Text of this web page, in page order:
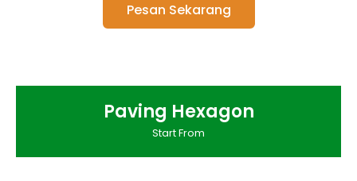
Pesan Sekarang
Paving Hexagon
Start From